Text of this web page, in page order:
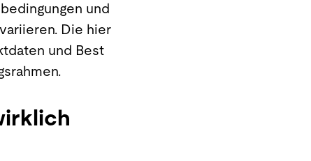
und
Die hier
und Best